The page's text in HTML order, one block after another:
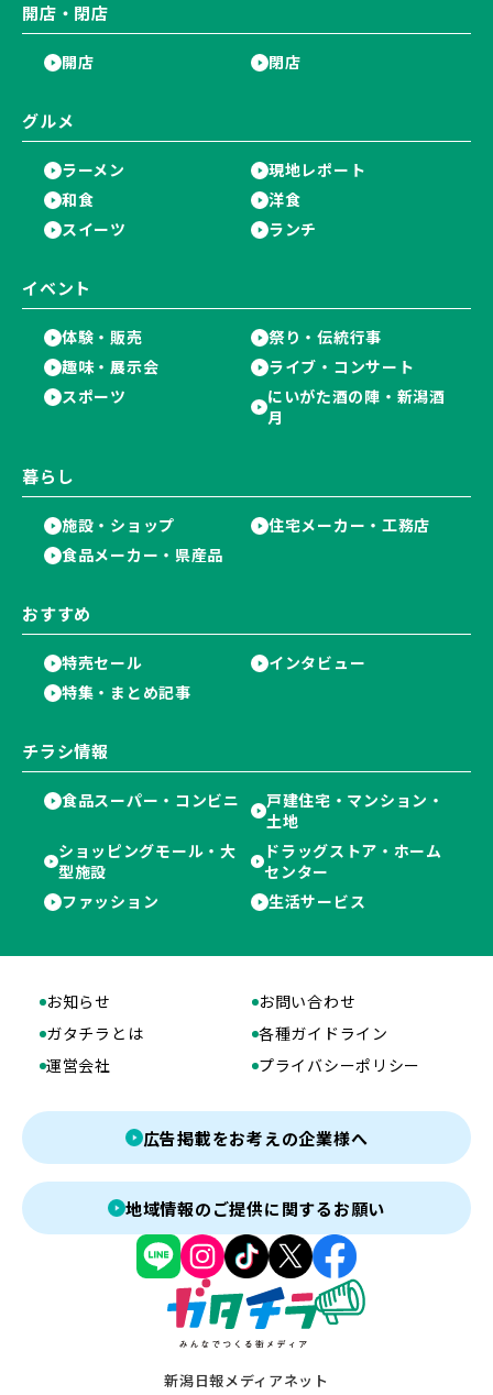
開店・閉店
開店 閉店
グルメ
ラーメン
現地レポート
和食
洋食
スイーツ
ランチ
イベント
体験・販売
祭り・伝統行事
趣味・展示会
ライブ・コンサート
スポーツ
にいがた酒の陣・新潟酒
月
暮らし
施設・ショップ
住宅メーカー・工務店
食品メーカー・県産品
おすすめ
特売セール
インタビュー
特集・まとめ記事
チラシ情報
食品スーパー・コンビニ
戸建住宅・マンション・
土地
ショッピングモール・大
型施設
ドラッグストア・ホーム
センター
ファッション
生活サービス
新潟日報メディアネット
お知らせ
お問い合わせ
ガタチラとは
各種ガイドライン
運営会社
プライバシーポリシー
広告掲載をお考えの企業様へ
地域情報のご提供に関するお願い